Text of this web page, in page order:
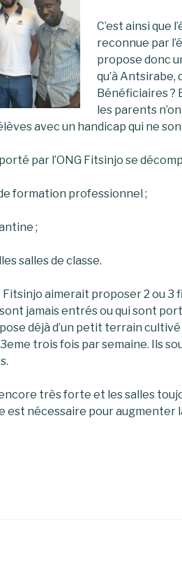
C’est ainsi que
reconnue par
propose donc
qu’à Antsirabe,
Bénéficiaires ?
les parents
avec un handicap qui ne
par l’ONG Fitsinjo se
formation professionnel ;
;
salles de classe.
Fitsinjo aimerait proposer 2 ou
jamais entrés ou qui sont
déjà d’un petit terrain
trois fois par semaine. Ils
très forte et les salles
est nécessaire pour